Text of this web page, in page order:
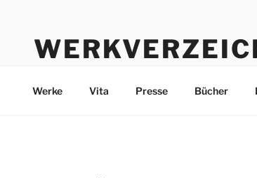
springen
Werke Vita Presse Bücher